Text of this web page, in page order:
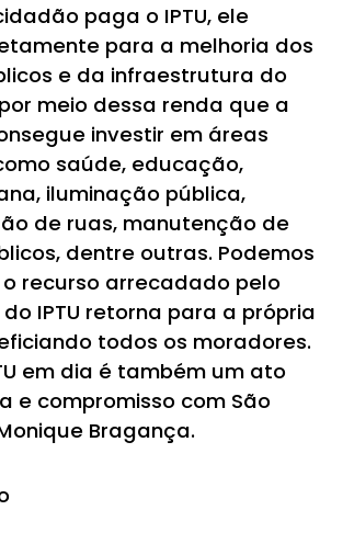
paga o IPTU, ele
para a melhoria dos
e da infraestrutura do
meio dessa renda que a
investir em áreas
saúde, educação,
iluminação pública,
de ruas, manutenção de
dentre outras. Podemos
recurso arrecadado pelo
IPTU retorna para a própria
todos os moradores.
em dia é também um ato
e compromisso com São
Bragança.